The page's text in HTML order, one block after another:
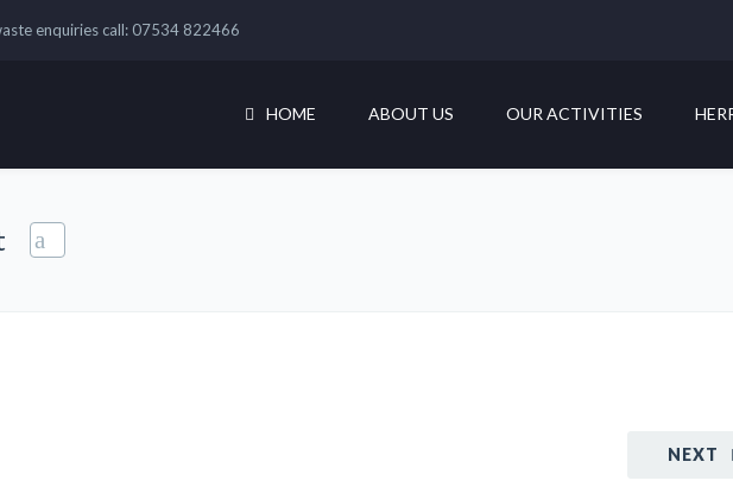
enquiries call: 07534 822466
HOME ABOUT US OUR ACTIVITIES
NEXT